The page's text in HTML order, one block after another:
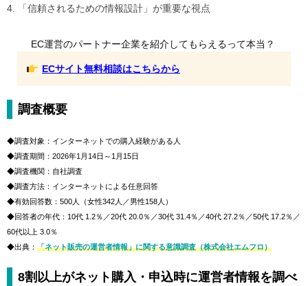
4. 「信頼されるための情報設計」が重要な視点
EC運営のパートナー企業を紹介してもらえるって本当？
ECサイト無料相談はこちらから
調査概要
◆調査対象：インターネットでの購入経験がある人
◆調査期間：2026年1月14日～1月15日
◆調査機関：自社調査
◆調査方法：インターネットによる任意回答
◆有効回答数：500人（女性342人／男性158人）
◆回答者の年代：10代 1.2％／20代 20.0％／30代 31.4％／40代 27.2％／50代 17.2％／
60代以上 3.0％
◆出典： 「ネット販売の運営者情報」に関する意識調査（株式会社エムフロ）
8割以上がネット購入・申込時に運営者情報を調べ